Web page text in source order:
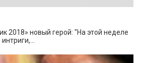
2018» новый герой: "На этой неделе